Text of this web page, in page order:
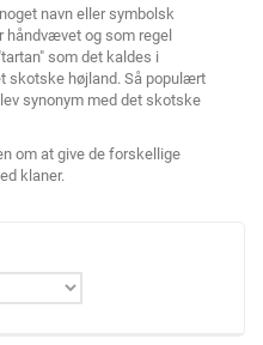
navn eller symbolsk
og som regel
som det kaldes i
skotske højland. Så populært
synonym med det skotske
om at give de forskellige
klaner.